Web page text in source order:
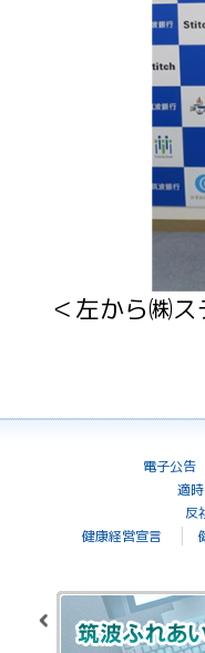
＜左から㈱
電子公告
適
反
健康経営宣言